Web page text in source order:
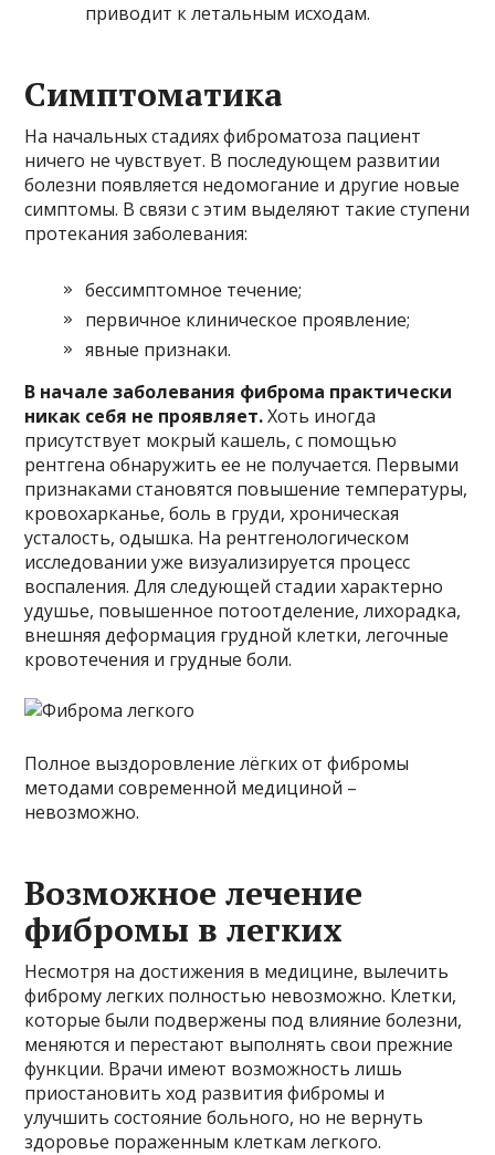
приводит к летальным исходам.
Симптоматика
На начальных стадиях фиброматоза пациент
ничего не чувствует. В последующем развитии
болезни появляется недомогание и другие новые
симптомы. В связи с этим выделяют такие ступени
протекания заболевания:
бессимптомное течение;
первичное клиническое проявление;
явные признаки.
В начале заболевания фиброма практически
никак себя не проявляет.Хоть иногда
присутствует мокрый кашель, с помощью
рентгена обнаружить ее не получается. Первыми
признаками становятся повышение температуры,
кровохарканье, боль в груди, хроническая
усталость, одышка. На рентгенологическом
исследовании уже визуализируется процесс
воспаления. Для следующей стадии характерно
удушье, повышенное потоотделение, лихорадка,
внешняя деформация грудной клетки, легочные
кровотечения и грудные боли.
Полное выздоровление лёгких от фибромы
методами современной медициной –
невозможно.
Возможное лечение
фибромы в легких
Несмотря на достижения в медицине, вылечить
фиброму легких полностью невозможно. Клетки,
которые были подвержены под влияние болезни,
меняются и перестают выполнять свои прежние
функции. Врачи имеют возможность лишь
приостановить ход развития фибромы и
улучшить состояние больного, но не вернуть
здоровье пораженным клеткам легкого.